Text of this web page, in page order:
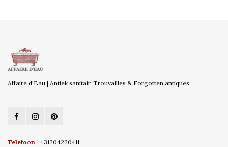
Affaire d'Eau | Antiek sanitair, Trouvailles & Forgotten antiques
Telefoon +31204220411